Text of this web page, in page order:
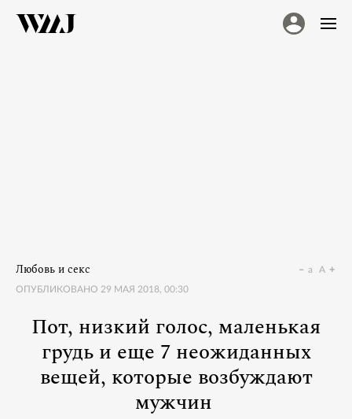
Любовь и секс
ОПУБЛИКОВАНО 29 МАЯ 2018, 00:30
a A
Пот, низкий голос, маленькая
грудь и еще 7 неожиданных
вещей, которые возбуждают
мужчин